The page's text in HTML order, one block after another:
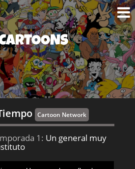
Cartoon Network
1: Un general muy